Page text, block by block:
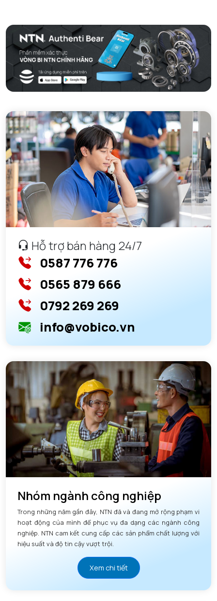
Hỗ trợ bán hàng 24/7
0587 776 776
0565 879 666
0792 269 269
info@vobico.vn
Nhóm ngành công nghiệp
Trong những năm gần đây, NTN đã và đang mở rộng phạm vi
hoạt động của mình để phục vụ đa dạng các ngành công
nghiệp. NTN cam kết cung cấp các sản phẩm chất lượng với
hiệu suất và độ tin cậy vượt trội.
Xem chi tiết